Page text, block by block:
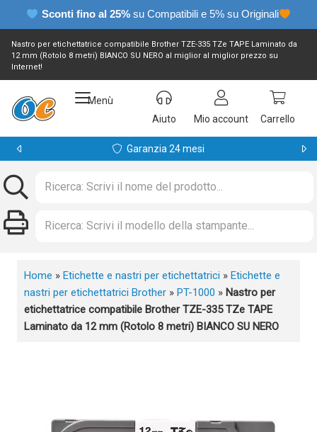
Sconti fino al 25% su Compatibili e 5% su Originali
Nastro per etichettatrice compatibile Brother TZE-335 TZe TAPE Laminato da
12 mm (Rotolo 8 metri) BIANCO SU NERO al miglior al miglior prezzo su
Internet!
Menù
Aiuto
Mio account Carrello
Garanzia 24 mesi
Home » Etichette e nastri per etichettatrici » Etichette e
nastri per etichettatrici Brother » PT-1000 » Nastro per
etichettatrice compatibile Brother TZE-335 TZe TAPE
Laminato da 12 mm (Rotolo 8 metri) BIANCO SU NERO